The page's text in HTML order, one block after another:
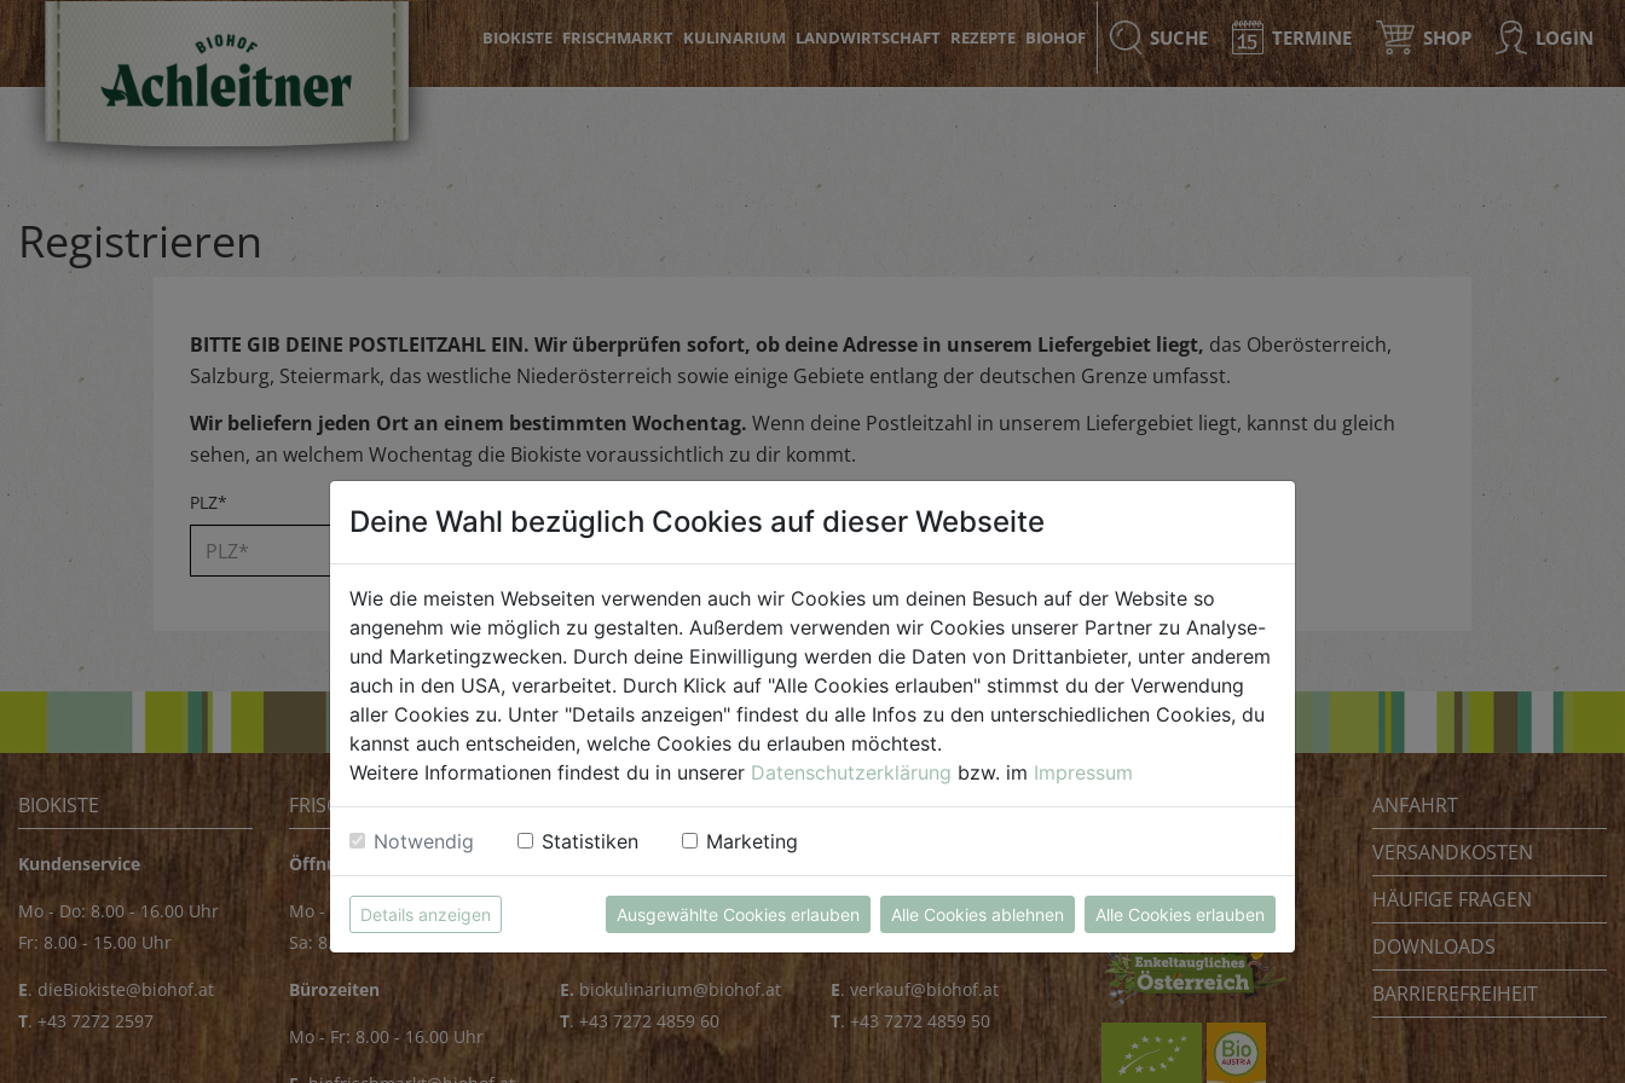
BIOKISTE FRISCHMARKT KULINARIUM LANDWIRTSCHAFT REZEPTE BIOHOF SUCHE TERMINE SHOP LOGIN
Registrieren
BITTE GIB DEINE POSTLEITZAHL EIN. Wir überprüfen sofort, ob deine Adresse in unserem Liefergebiet liegt, das Oberösterreich,
Salzburg, Steiermark, das westliche Niederösterreich sowie einige Gebiete entlang der deutschen Grenze umfasst.
Wir beliefern jeden Ort an einem bestimmten Wochentag. Wenn deine Postleitzahl in unserem Liefergebiet liegt, kannst du gleich
sehen, an welchem Wochentag die Biokiste voraussichtlich zu dir kommt.
PLZ*
BIOKISTE
Kundenservice
Mo - Do: 8.00 - 16.00 Uhr
Fr: 8.00 - 15.00 Uhr
E. dieBiokiste@biohof.at
T. +43 7272 2597
FRISCHMARKT
Öffnungszeiten
Mo - Fr: 8.00 - 18.00 Uhr
Sa: 8.00 - 14.00 Uhr
Bürozeiten
Mo - Fr: 8.00 - 16.00 Uhr
KULINARIUM
Mo - Fr: 8.00 - 14.30 Uhr
E. biokulinarium@biohof.at
T. +43 7272 4859 60
GROSSHANDEL
Mo - Do: 8.00 - 16.00 Uhr
E. verkauf@biohof.at
T. +43 7272 4859 50
Biohof Achleitner
4070 Eferding
Österreich
ANFAHRT
VERSANDKOSTEN
HÄUFIGE FRAGEN
DOWNLOADS
BARRIEREFREIHEIT
Deine Wahl bezüglich Cookies auf dieser Webseite
Wie die meisten Webseiten verwenden auch wir Cookies um deinen Besuch auf der Website so
angenehm wie möglich zu gestalten. Außerdem verwenden wir Cookies unserer Partner zu Analyse-
und Marketingzwecken. Durch deine Einwilligung werden die Daten von Drittanbieter, unter anderem
auch in den USA, verarbeitet. Durch Klick auf "Alle Cookies erlauben" stimmst du der Verwendung
aller Cookies zu. Unter "Details anzeigen" findest du alle Infos zu den unterschiedlichen Cookies, du
kannst auch entscheiden, welche Cookies du erlauben möchtest.
Weitere Informationen findest du in unserer Datenschutzerklärung bzw. im Impressum
Notwendig Statistiken Marketing
Details anzeigen Ausgewählte Cookies erlauben Alle Cookies ablehnen Alle Cookies erlauben